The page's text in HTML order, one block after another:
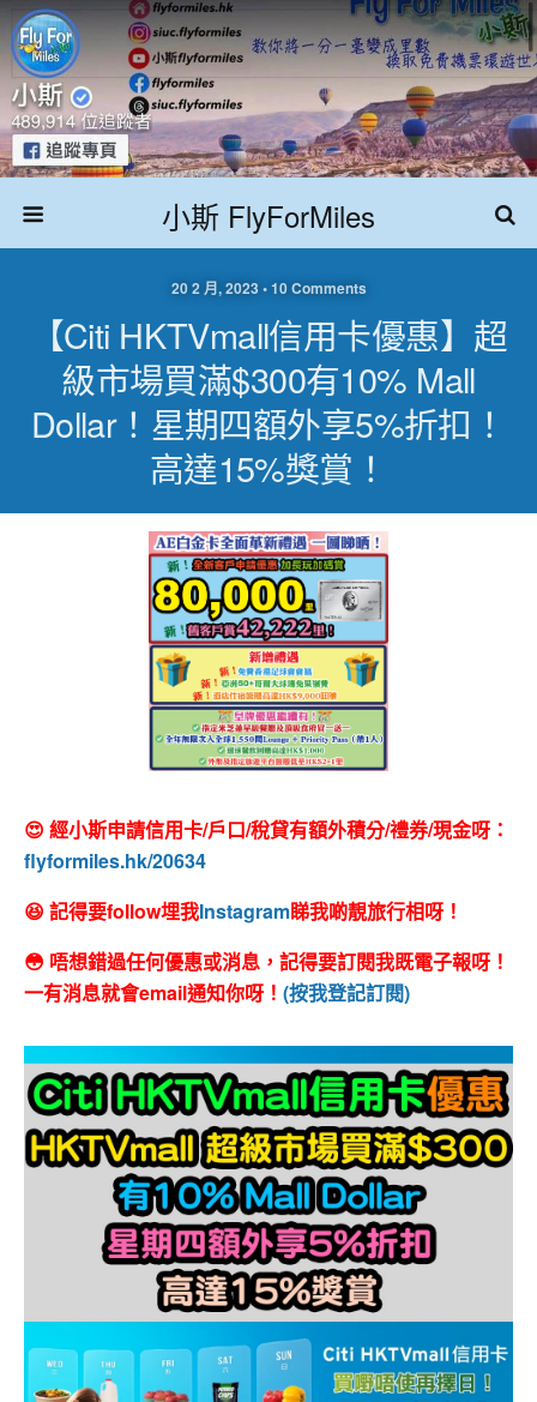
小斯 FlyForMiles
20 2 月, 2023 • 10 Comments
【Citi HKTVmall信用卡優惠】超
級市場買滿$300有10% Mall
Dollar！星期四額外享5%折扣！
高達15%獎賞！
😍 經小斯申請信用卡/戶口/稅貸有額外積分/禮券/現金呀：
flyformiles.hk/20634
😆 記得要follow埋我Instagram睇我啲靚旅行相呀！
😳 唔想錯過任何優惠或消息，記得要訂閱我既電子報呀！
一有消息就會email通知你呀！ (按我登記訂閱)